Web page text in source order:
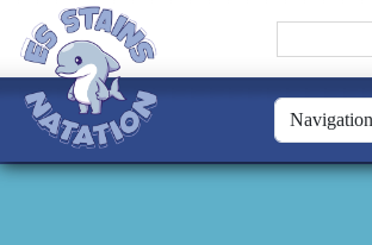
Panneau de gestion des cookies